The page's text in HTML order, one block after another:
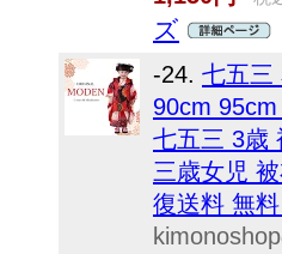
ズ
-24. 七五三
90cm
七五三 3歳
三歳女児
復送料 無